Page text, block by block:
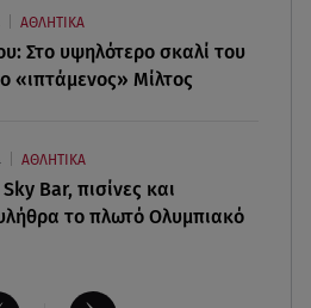
διάσωση 15χρονης
ΑΘΛΗΤΙΚΑ
Στο υψηλότερο σκαλί του
«ιπτάμενος» Μίλτος
ΑΘΛΗΤΙΚΑ
Bar, πισίνες και
το πλωτό Ολυμπιακό